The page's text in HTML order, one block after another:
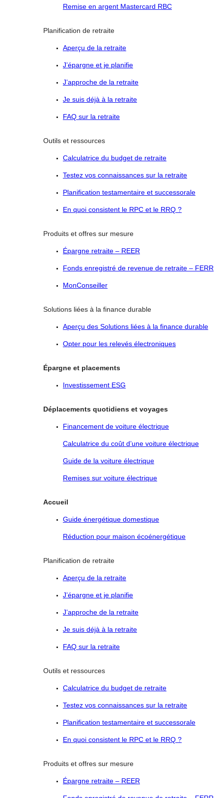
Remise en argent Mastercard RBC
Planification de retraite
Aperçu de la retraite
J’épargne et je planifie
J’approche de la retraite
Je suis déjà à la retraite
FAQ sur la retraite
Outils et ressources
Calculatrice du budget de retraite
Testez vos connaissances sur la retraite
Planification testamentaire et successorale
En quoi consistent le RPC et le RRQ ?
Produits et offres sur mesure
Épargne retraite – REER
Fonds enregistré de revenue de retraite – FERR
MonConseiller
Solutions liées à la finance durable
Aperçu des Solutions liées à la finance durable
Opter pour les relevés électroniques
Épargne et placements
Investissement ESG
Déplacements quotidiens et voyages
Financement de voiture électrique
Calculatrice du coût d’une voiture électrique
Guide de la voiture électrique
Remises sur voiture électrique
Accueil
Guide énergétique domestique
Réduction pour maison écoénergétique
Planification de retraite
Aperçu de la retraite
J’épargne et je planifie
J’approche de la retraite
Je suis déjà à la retraite
FAQ sur la retraite
Outils et ressources
Calculatrice du budget de retraite
Testez vos connaissances sur la retraite
Planification testamentaire et successorale
En quoi consistent le RPC et le RRQ ?
Produits et offres sur mesure
Épargne retraite – REER